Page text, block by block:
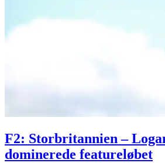
F2: Storbritannien –
dominerede featureløbet